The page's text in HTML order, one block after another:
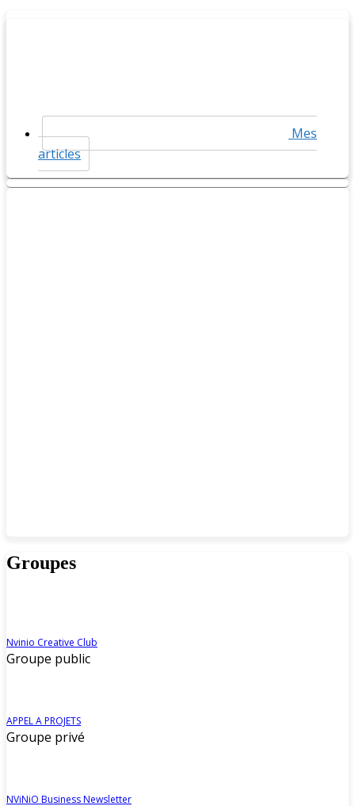
Mes
articles
Groupes
Nvinio Creative Club
Groupe public
APPEL A PROJETS
Groupe privé
NViNiO Business Newsletter